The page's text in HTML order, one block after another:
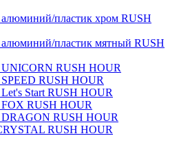
пластик хром RUSH
пластик мятный RUSH
RUSH HOUR
RUSH HOUR
Start RUSH HOUR
RUSH HOUR
RUSH HOUR
RUSH HOUR